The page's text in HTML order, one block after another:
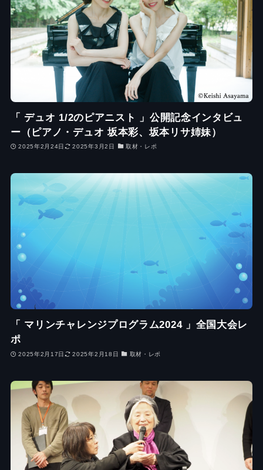
「 デュオ 1/2のピアニスト 」公開記念インタビュ
ー（ピアノ・デュオ 坂本彩、坂本リサ姉妹）
2025年2月24日 2025年3月2日 取材・レポ
「 マリンチャレンジプログラム2024 」全国大会レ
ポ
2025年2月17日 2025年2月18日 取材・レポ